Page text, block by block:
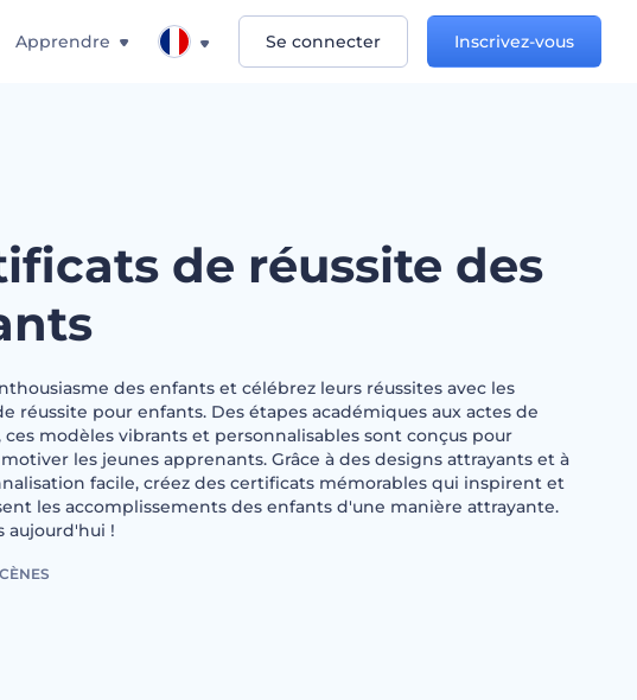
Apprendre Se connecter Inscrivez-vous
de réussite des
des enfants et célébrez leurs réussites avec les
réussite pour enfants. Des étapes académiques aux actes de
ces modèles vibrants et personnalisables sont conçus pour
les jeunes apprenants. Grâce à des designs attrayants et à
facile, créez des certificats mémorables qui inspirent et
les accomplissements des enfants d'une manière attrayante.
aujourd'hui !